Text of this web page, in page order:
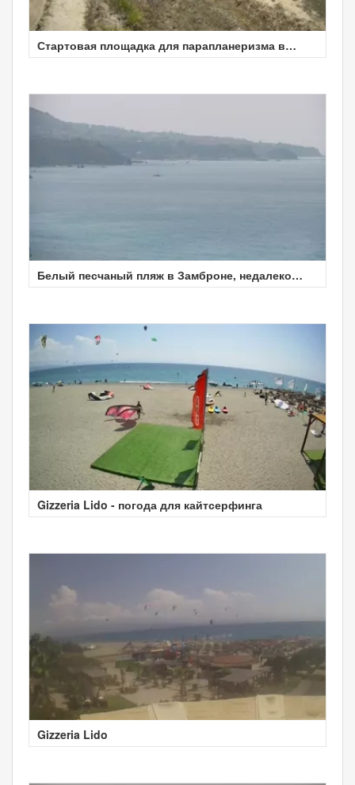
Стартовая площадка для парапланеризма в
Тропее
Белый песчаный пляж в Замброне, недалеко
Тропеи
Gizzeria Lido - погода для кайтсерфинга
Gizzeria Lido